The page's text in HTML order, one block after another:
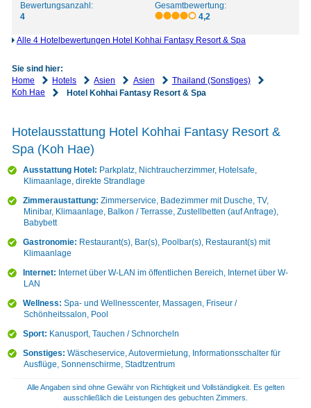
Bewertungsanzahl:
4
Gesamtbewertung:
4,2
Alle 4 Hotelbewertungen Hotel Kohhai Fantasy Resort & Spa
Sie sind hier:
Home
Hotels Asien Asien
Thailand (Sonstiges)
Koh Hae
Hotel Kohhai Fantasy Resort & Spa
Hotelausstattung Hotel Kohhai Fantasy Resort &
Spa (Koh Hae)
Ausstattung Hotel: Parkplatz, Nichtraucherzimmer, Hotelsafe,
Klimaanlage, direkte Strandlage
Zimmeraustattung: Zimmerservice, Badezimmer mit Dusche, TV,
Minibar, Klimaanlage, Balkon / Terrasse, Zustellbetten (auf Anfrage),
Babybett
Gastronomie: Restaurant(s), Bar(s), Poolbar(s), Restaurant(s) mit
Klimaanlage
Internet: Internet über W-LAN im öffentlichen Bereich, Internet über W-
LAN
Wellness: Spa- und Wellnesscenter, Massagen, Friseur /
Schönheitssalon, Pool
Sport: Kanusport, Tauchen / Schnorcheln
Sonstiges: Wäscheservice, Autovermietung, Informationsschalter für
Ausflüge, Sonnenschirme, Stadtzentrum
Alle Angaben sind ohne Gewähr von Richtigkeit und Vollständigkeit. Es gelten
ausschließlich die Leistungen des gebuchten Zimmers.